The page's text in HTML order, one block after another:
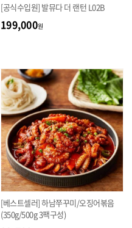
[공식수입원] 발뮤다 더 랜턴 L02B
199,000원
[베스트셀러] 하남쭈꾸미/오징어볶음
(350g/500g 3팩구성)